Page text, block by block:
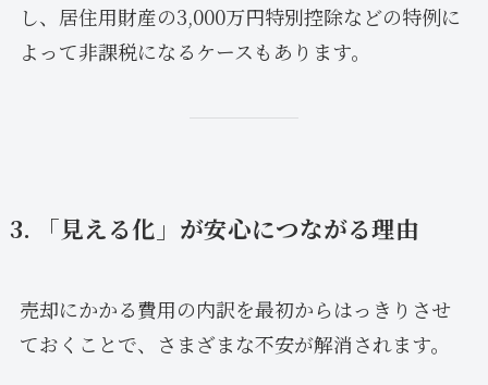
し、居住用財産の3,000万円特別控除などの特例に
よって非課税になるケースもあります。
3. 「見える化」が安心につながる理由
売却にかかる費用の内訳を最初からはっきりさせ
ておくことで、さまざまな不安が解消されます。